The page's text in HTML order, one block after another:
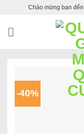
content
Chào mừng bạn
-40%